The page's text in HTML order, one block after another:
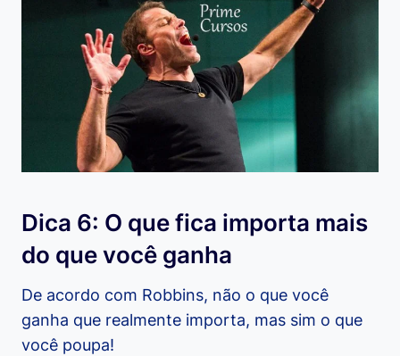
Dica 6: O que fica importa mais
do que você ganha
De acordo com Robbins, não o que você
ganha que realmente importa, mas sim o que
você poupa!